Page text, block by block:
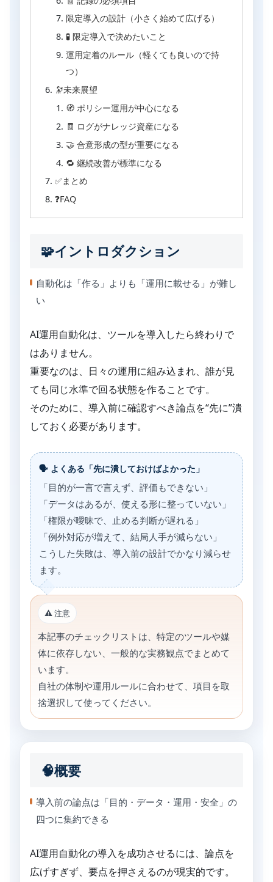
限定導入の設計（小さく始めて広げる）
🧪 限定導入で決めたいこと
運用定着のルール（軽くても良いので持
つ）
🔭未来展望
🧭 ポリシー運用が中心になる
🧾 ログがナレッジ資産になる
🤝 合意形成の型が重要になる
🔁 継続改善が標準になる
✅まとめ
❓FAQ
🧩イントロダクション
自動化は「作る」よりも「運用に載せる」が難し
い
AI運用自動化は、ツールを導入したら終わりで
はありません。
重要なのは、日々の運用に組み込まれ、誰が見
ても同じ水準で回る状態を作ることです。
そのために、導入前に確認すべき論点を“先に”潰
しておく必要があります。
🗣 よくある「先に潰しておけばよかった」
「目的が一言で言えず、評価もできない」
「データはあるが、使える形に整っていない」
「権限が曖昧で、止める判断が遅れる」
「例外対応が増えて、結局人手が減らない」
こうした失敗は、導入前の設計でかなり減らせ
ます。
⚠️ 注意
本記事のチェックリストは、特定のツールや媒
体に依存しない、一般的な実務観点でまとめて
います。
自社の体制や運用ルールに合わせて、項目を取
捨選択して使ってください。
🧠概要
導入前の論点は「目的・データ・運用・安全」の
四つに集約できる
AI運用自動化の導入を成功させるには、論点を
広げすぎず、要点を押さえるのが現実的です。